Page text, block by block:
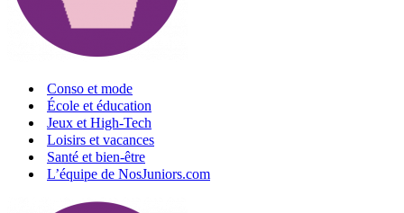
Conso et mode
École et éducation
Jeux et High-Tech
Loisirs et vacances
Santé et bien-être
L’équipe de NosJuniors.com